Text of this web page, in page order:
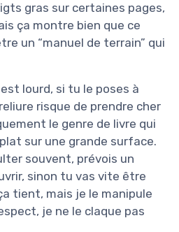
gras sur certaines pages,
ça montre bien que ce
un “manuel de terrain” qui
lourd, si tu le poses à
risque de prendre cher
le genre de livre qui
sur une grande surface.
souvent, prévois un
sinon tu vas vite être
tient, mais je le manipule
je ne le claque pas